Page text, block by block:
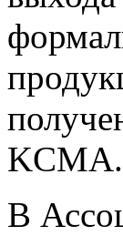
KCMA.
В